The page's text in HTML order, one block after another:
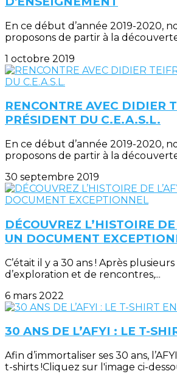
En ce début d’année 2019-2020,
proposons de partir à la
1 octobre 2019
RENCONTRE AVEC DIDIER
PRÉSIDENT DU C.E.A.S.L.
En ce début d’année 2019-2020,
proposons de partir à la
30 septembre 2019
DÉCOUVREZ L’HISTOIRE
UN DOCUMENT
C’était il y a 30 ans ! Après
d’exploration et de rencontres,...
6 mars 2022
30 ANS DE L’AFYI : LE T-
Afin d’immortaliser ses 30 ans,
t-shirts !Cliquez sur l'image ci-